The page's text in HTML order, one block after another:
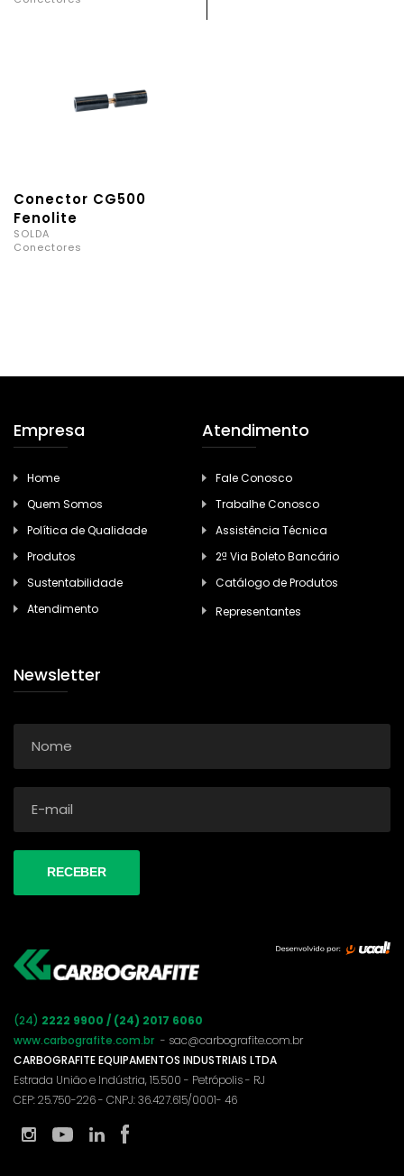
Conector CG500
Fenolite
SOLDA
Conectores
Empresa
Home
Quem Somos
Política de Qualidade
Produtos
Sustentabilidade
Atendimento
Atendimento
Fale Conosco
Trabalhe Conosco
Assistência Técnica
2ª Via Boleto Bancário
Catálogo de Produtos
Representantes
Newsletter
(24) 2222 9900 / (24) 2017 6060
www.carbografite.com.br - sac@carbografite.com.br
CARBOGRAFITE EQUIPAMENTOS INDUSTRIAIS LTDA
Estrada União e Indústria, 15.500 - Petrópolis - RJ
CEP: 25.750-226 - CNPJ: 36.427.615/0001- 46